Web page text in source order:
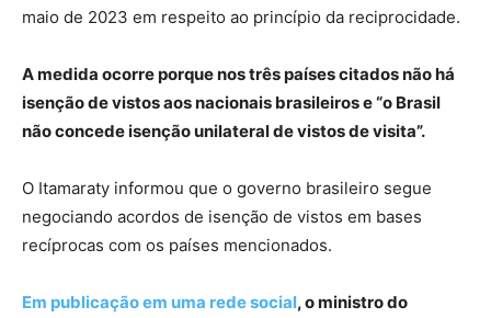
maio de 2023 em respeito ao princípio da reciprocidade.
A medida ocorre porque nos três países citados não há
isenção de vistos aos nacionais brasileiros e “o Brasil
não concede isenção unilateral de vistos de visita”.
O Itamaraty informou que o governo brasileiro segue
negociando acordos de isenção de vistos em bases
recíprocas com os países mencionados.
Em publicação em uma rede social, o ministro do